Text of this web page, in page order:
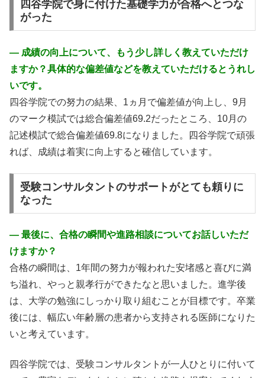
四谷学院で身に付けた基礎学力が合格へとつな
がった
― 成績の向上について、もう少し詳しく教えていただけ
ますか？具体的な偏差値などを教えていただけるとうれし
いです。
四谷学院での努力の結果、1ヵ月で偏差値が向上し、9月
のマーク模試では総合偏差値69.2だったところ、10月の
記述模試で総合偏差値69.8になりました。四谷学院で頑張
れば、成績は着実に向上すると確信しています。
受験コンサルタントのサポートがとても頼りに
なった
― 最後に、合格の瞬間や進路相談についてお話しいただ
けますか？
合格の瞬間は、1年間の努力が報われた安堵感と喜びに満
ち溢れ、やっと親孝行ができたなと思いました。進学後
は、大学の勉強にしっかり取り組むことが目標です。卒業
後には、幅広い年齢層の患者から支持される医師になりた
いと考えています。
四谷学院では、受験コンサルタントが一人ひとりに付いて